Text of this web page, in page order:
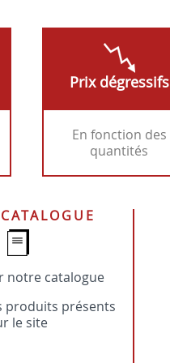
Prix dégressifs
En fonction des
quantités
notre catalogue
produits présents
le site